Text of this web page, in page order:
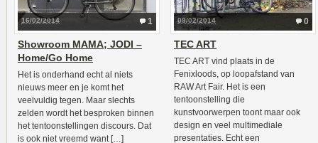
1
16/02/2014
Showroom MAMA; JODI –
Home/Go Home
Het is onderhand echt al niets
nieuws meer en je komt het
veelvuldig tegen. Maar slechts
zelden wordt het besproken binnen
het tentoonstellingen discours. Dat
is ook niet vreemd want […]
0
09/02/2014
TEC ART
TEC ART vind plaats in de
Fenixloods, op loopafstand van
RAW Art Fair. Het is een
tentoonstelling die
kunstvoorwerpen toont maar ook
design en veel multimediale
presentaties. Echt een